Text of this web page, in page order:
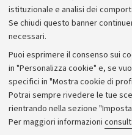
istituzionale e analisi dei
Se chiudi questo banner
necessari.
Puoi esprimere il consenso sui
in "Personalizza cookie" e, se
specifici in "Mostra cookie di
Potrai sempre rivedere le tue
rientrando nella sezione
Per maggiori informazioni